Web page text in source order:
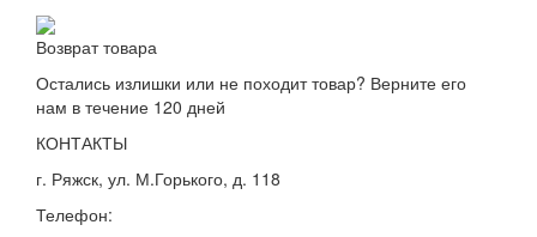
Возврат товара
Остались излишки или не походит товар? Верните его
нам в течение 120 дней
КОНТАКТЫ
г. Ряжск, ул. М.Горького, д. 118
Телефон: